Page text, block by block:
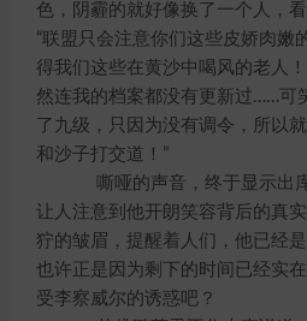
色，阴霾的就好像换了一个人，
“联盟只会注意你们这些皮娇肉嫩
得我们这些在黄沙中喝风的老人
然连我的档案都没有更新过……可
了九级，只因为没有调令，所以
和沙子打交道！”
嘶哑的声音，终于显示出
让人注意到他开朗笑容背后的真
狞的皱眉，提醒着人们，他已经
也许正是因为剩下的时间已经实
受李察威尔的诱惑吧？